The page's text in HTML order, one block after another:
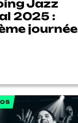
Jazz
2025 :
journée